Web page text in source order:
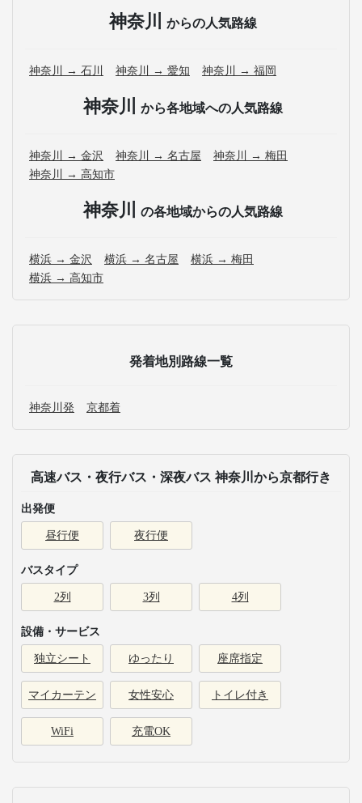
神奈川 からの人気路線
神奈川 → 石川 神奈川 → 愛知 神奈川 → 福岡
神奈川 から各地域への人気路線
神奈川 → 金沢 神奈川 → 名古屋
神奈川 → 梅田
神奈川 → 高知市
神奈川 の各地域からの人気路線
横浜 → 金沢 横浜 → 名古屋
横浜 → 梅田
横浜 → 高知市
発着地別路線一覧
神奈川発 京都着
高速バス・夜行バス・深夜バス 神奈川から京都行き
出発便
昼行便 夜行便
バスタイプ
2列 3列 4列
設備・サービス
独立シート ゆったり 座席指定
マイカーテン 女性安心 トイレ付き
WiFi 充電OK